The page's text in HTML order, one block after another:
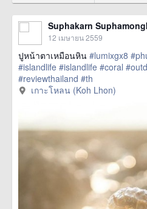
Suphakarn
12 เมษายน 2559
ปูหน้าตาเหมือนหิน #lumixgx8
#islandlife #islandlife #coral
#reviewthailand #th
href=https://m.thetrippacker.com/
เกาะโหลน (Koh Lhon)